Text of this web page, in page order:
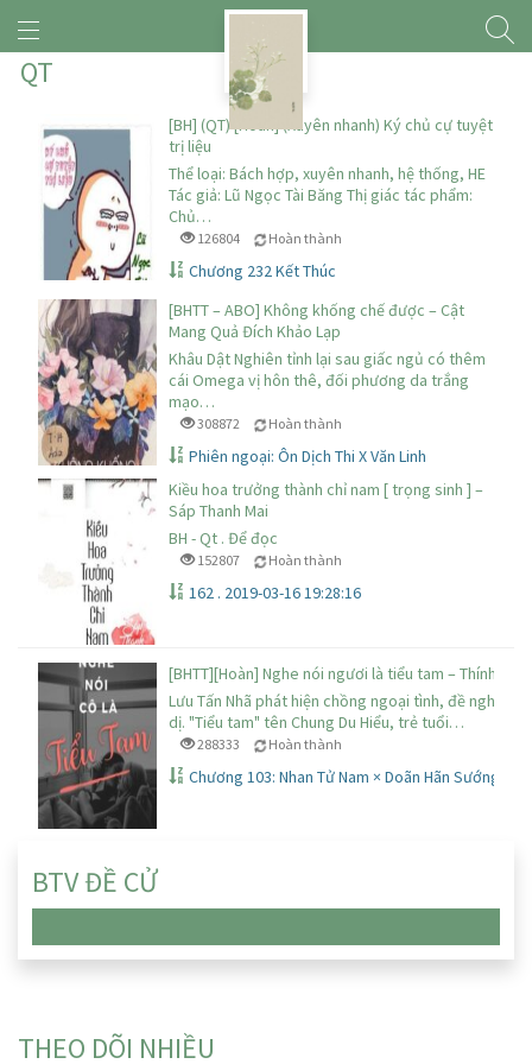
QT
[BH] (QT) [Hoàn] (Xuyên nhanh) Ký chủ cự tuyệt
trị liệu
Thể loại: Bách hợp, xuyên nhanh, hệ thống, HE
Tác giả: Lũ Ngọc Tài Băng Thị giác tác phẩm:
Chủ…
126804 Hoàn thành
Chương 232 Kết Thúc
[BHTT – ABO] Không khống chế được – Cật
Mang Quả Đích Khảo Lạp
Khâu Dật Nghiên tỉnh lại sau giấc ngủ có thêm
cái Omega vị hôn thê, đối phương da trắng
mạo…
308872 Hoàn thành
Phiên ngoại: Ôn Dịch Thi X Văn Linh
Kiều hoa trưởng thành chỉ nam [ trọng sinh ] –
Sáp Thanh Mai
BH - Qt . Để đọc
152807 Hoàn thành
162 . 2019-03-16 19:28:16
[BHTT][Hoàn] Nghe nói ngươi là tiểu tam – Thính Nhứ
Lưu Tấn Nhã phát hiện chồng ngoại tình, đề nghị ly
dị. "Tiểu tam" tên Chung Du Hiểu, trẻ tuổi…
288333 Hoàn thành
Chương 103: Nhan Tử Nam × Doãn Hãn Sướng (hai)
BTV ĐỀ CỬ
THEO DÕI NHIỀU